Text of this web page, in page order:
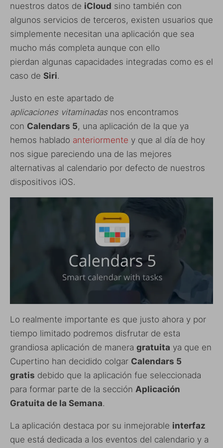
nuestros datos de iCloud sino también con
algunos servicios de terceros, existen usuarios que
simplemente necesitan una aplicación que sea
mucho más completa aunque con ello
pierdan algunas capacidades integradas como es el
caso de Siri.
Justo en este apartado de
aplicaciones vitaminadasnos encontramos
con Calendars 5, una aplicación de la que ya
hemos hablado anteriormente y que al día de hoy
nos sigue pareciendo una de las mejores
alternativas al calendario por defecto de nuestros
dispositivos iOS.
Lo realmente importante es que justo ahora y por
tiempo limitado podremos disfrutar de esta
grandiosa aplicación de manera gratuita ya que en
Cupertino han decidido colgar Calendars 5
gratis debido que la aplicación fue seleccionada
para formar parte de la sección Aplicación
Gratuita de la Semana.
La aplicación destaca por su inmejorable interfaz
que está dedicada a los eventos del calendario y a